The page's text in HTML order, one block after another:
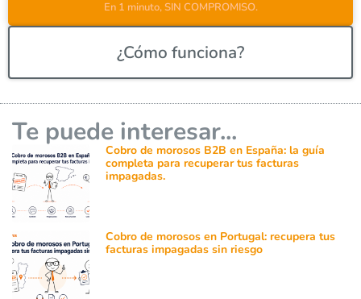
En 1 minuto, SIN COMPROMISO.
¿Cómo funciona?
Te puede interesar...
Cobro de morosos B2B en España: la guía
completa para recuperar tus facturas
impagadas.
Cobro de morosos en Portugal: recupera tus
facturas impagadas sin riesgo